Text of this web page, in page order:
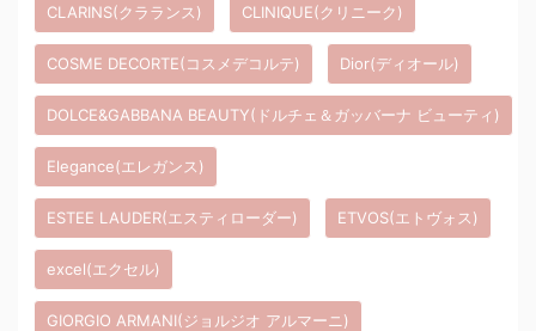
CLARINS(クラランス) CLINIQUE(クリニーク)
COSME DECORTE(コスメデコルテ) Dior(ディオール)
DOLCE&GABBANA BEAUTY(ドルチェ＆ガッバーナ ビューティ)
Elegance(エレガンス)
ESTEE LAUDER(エスティローダー) ETVOS(エトヴォス)
excel(エクセル)
GIORGIO ARMANI(ジョルジオ アルマーニ)